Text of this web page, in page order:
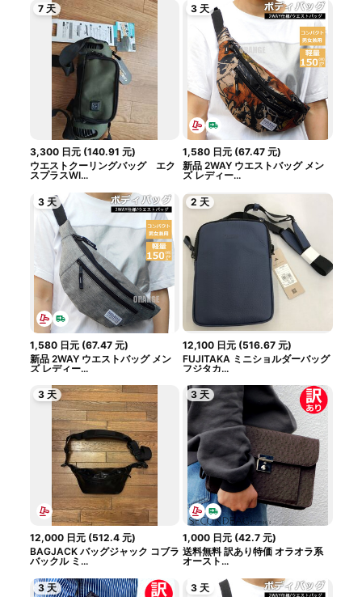
7 天
3,300 日元(140.91 元)
ウエストクーリングバッグ エク
スプラスWI...
3 天
1,580 日元 (67.47 元)
新品 2WAY ウエストバッグ メン
ズ レディー...
3 天
1,580 日元(67.47 元)
新品 2WAY ウエストバッグ メン
ズ レディー...
2 天
12,100 日元 (516.67 元)
FUJITAKA ミニショルダーバッグ
フジタカ...
3 天
12,000 日元(512.4 元)
BAGJACK バッグジャック コブラ
バックル ミ...
3 天
1,000 日元 (42.7 元)
送料無料 訳あり特価 オラオラ系
オースト...
3 天 3 天